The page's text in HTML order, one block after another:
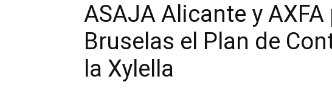
ASAJA Alicante y AXFA
Bruselas el Plan de
la Xylella